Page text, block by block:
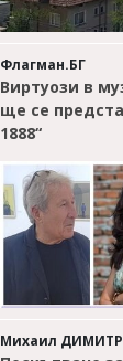
Флагман.БГ
Виртуози в
ще се
1888“
Михаил